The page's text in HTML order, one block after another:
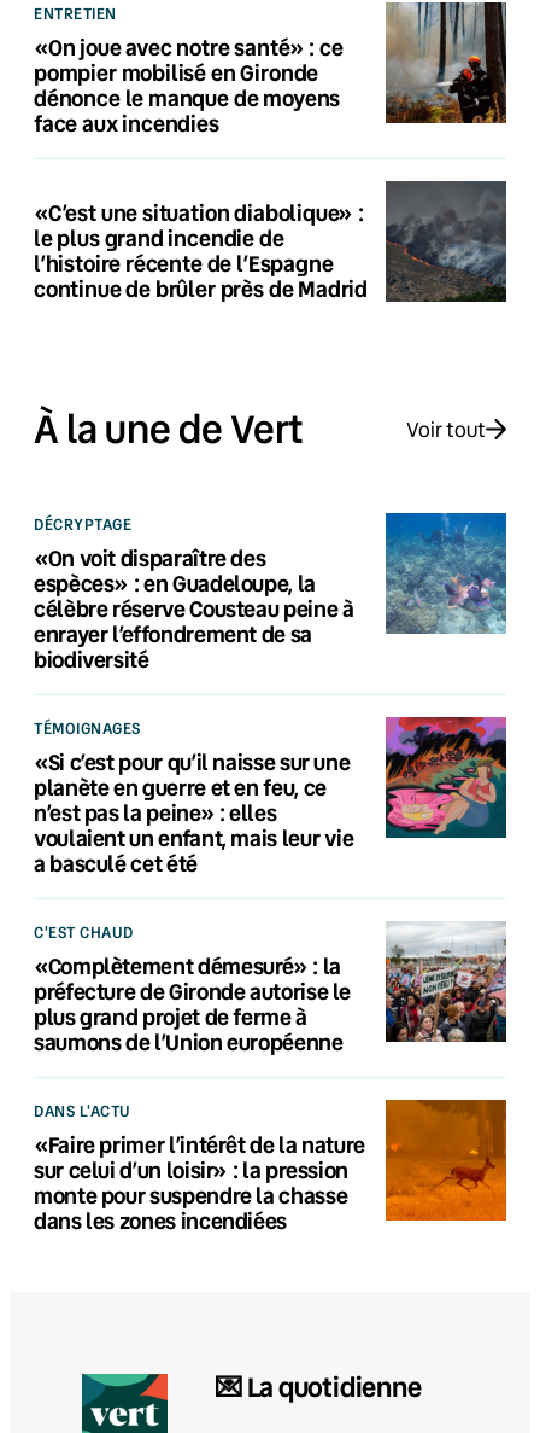
ENTRETIEN
«On joue avec notre santé» : ce
pompier mobilisé en Gironde
dénonce le manque de moyens
face aux incendies
«C’est une situation diabolique» :
le plus grand incendie de
l’histoire récente de l’Espagne
continue de brûler près de Madrid
À la une de Vert Voir tout
DÉCRYPTAGE
«On voit disparaître des
espèces» : en Guadeloupe, la
célèbre réserve Cousteau peine à
enrayer l’effondrement de sa
biodiversité
TÉMOIGNAGES
«Si c’est pour qu’il naisse sur une
planète en guerre et en feu, ce
n’est pas la peine» : elles
voulaient un enfant, mais leur vie
a basculé cet été
C'EST CHAUD
«Complètement démesuré» : la
préfecture de Gironde autorise le
plus grand projet de ferme à
saumons de l’Union européenne
DANS L'ACTU
«Faire primer l’intérêt de la nature
sur celui d’un loisir» : la pression
monte pour suspendre la chasse
dans les zones incendiées
💌 La quotidienne